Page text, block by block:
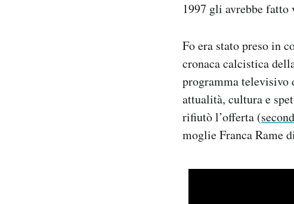
1997 gli avrebbe
Fo era stato preso in
cronaca calcistica
programma televisivo
attualità, cultura e
rifiutò l’offerta (
moglie Franca Rame